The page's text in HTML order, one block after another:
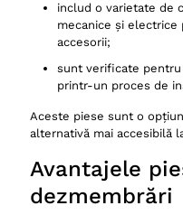
includ o varietate de
mecanice și electrice
accesorii;
sunt verificate
printr-un proces de
Aceste piese sunt o
alternativă mai accesibilă
Avantajele
dezmembrări